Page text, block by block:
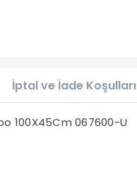
İptal ve İade Koşulları
100X45Cm 067600-U